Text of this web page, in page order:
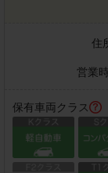
住
営業
保有車両クラス